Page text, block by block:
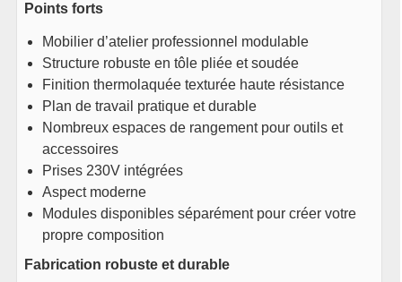
Voir le produit
8xPanneau perforé grand –
Iron
24€ TTC
Voir le produit
4xPanneau perforé pour
meuble angle – Iron
30€ TTC
Points forts
Mobilier d’atelier professionnel modulable
Structure robuste en tôle pliée et soudée
Finition thermolaquée texturée haute résistance
Plan de travail pratique et durable
Nombreux espaces de rangement pour outils et
accessoires
Prises 230V intégrées
Aspect moderne
Modules disponibles séparément pour créer votre
propre composition
Fabrication robuste et durable